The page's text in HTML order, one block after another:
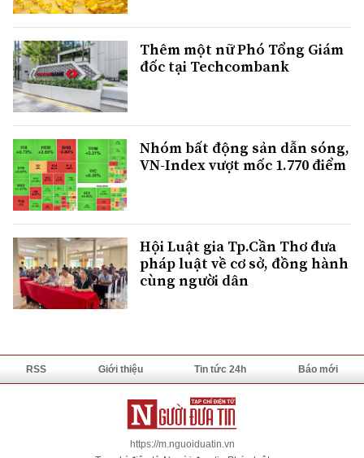
Thêm một nữ Phó Tổng Giám
đốc tại Techcombank
Nhóm bất động sản dẫn sóng,
VN-Index vượt mốc 1.770 điểm
Hội Luật gia Tp.Cần Thơ đưa
pháp luật về cơ sở, đồng hành
cùng người dân
RSS Giới thiệu Tin tức 24h Báo mới
https://m.nguoiduatin.vn